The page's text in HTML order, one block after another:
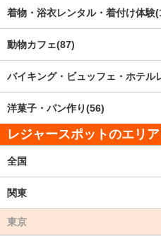
着物・浴衣レンタル・着付け体験
動物カフェ(87)
バイキング・ビュッフェ・ホテル
洋菓子・パン作り(56)
レジャースポットのエリ
全国
関東
東京